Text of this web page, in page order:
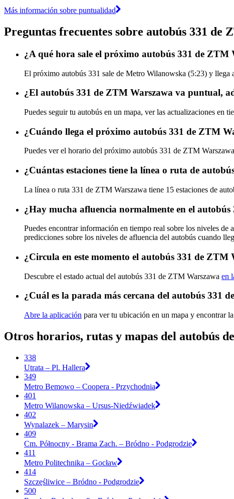
Más información sobre puntualidad
Preguntas frecuentes sobre autobús 331 de
¿A qué hora sale el próximo autobús 331 de ZTM
El próximo autobús 331 sale de Metro Wilanowska (5:23) y
¿El autobús 331 de ZTM Warszawa va puntual,
Puedes seguir tu autobús en un mapa, ver las actualizaciones
¿Cuándo llega el próximo autobús 331 de ZTM
Puedes ver el horario del próximo autobús 331 de ZTM Warszawa
¿Cuántas estaciones tiene la línea o ruta de
La línea o ruta 331 de ZTM Warszawa tiene 15 estaciones de
¿Hay mucha afluencia normalmente en el
Puedes encontrar información en tiempo real sobre los niveles
predicciones sobre los niveles de afluencia del autobús cuando
¿Circula en este momento el autobús 331 de ZTM
Descubre el estado actual del autobús 331 de ZTM Warszawa en
¿Cuál es la parada más cercana del autobús 331
Abre la aplicación para ver tu ubicación en un mapa y encontrar
Otros horarios, rutas y mapas del autobús
338
Utrata – Pl. Hallera
349
Metro Bemowo – Coopera - Przychodnia
401
Metro Wilanowska – Ursus-Niedźwiadek
402
Wynalazek – Marysin
409
Cm. Północny - Brama Zach. – Bródno - Podgrodzie
411
Metro Politechnika – Gocław
414
Szczęśliwice – Bródno - Podgrodzie
500